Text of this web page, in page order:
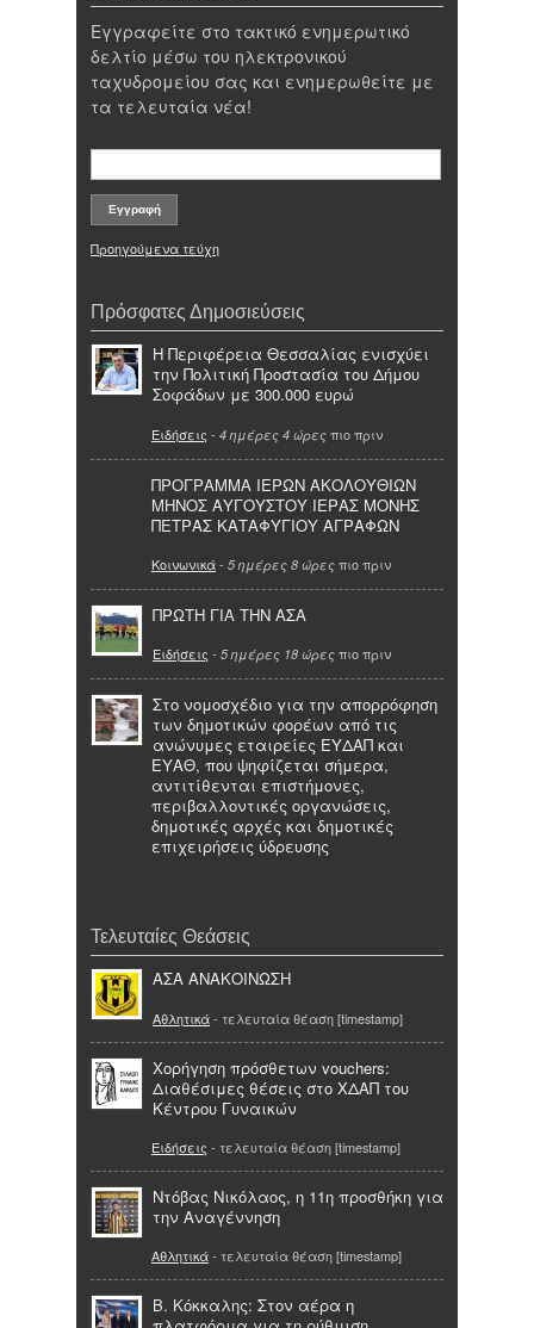
Εγγραφείτε στο τακτικό ενημερωτικό
δελτίο μέσω του ηλεκτρονικού
ταχυδρομείου σας και ενημερωθείτε με
τα τελευταία νέα!
Προηγούμενα τεύχη
Πρόσφατες Δημοσιεύσεις
Η Περιφέρεια Θεσσαλίας ενισχύει
την Πολιτική Προστασία του Δήμου
Σοφάδων με 300.000 ευρώ
Ειδήσεις - 4 ημέρες 4 ώρες πιο πριν
ΠΡΟΓΡΑΜΜΑ ΙΕΡΩΝ ΑΚΟΛΟΥΘΙΩΝ
ΜΗΝΟΣ ΑΥΓΟΥΣΤΟΥ ΙΕΡΑΣ ΜΟΝΗΣ
ΠΕΤΡΑΣ ΚΑΤΑΦΥΓΙΟΥ ΑΓΡΑΦΩΝ
Κοινωνικά- 5 ημέρες 8 ώρες πιο πριν
ΠΡΩΤΗ ΓΙΑ ΤΗΝ ΑΣΑ
Ειδήσεις - 5 ημέρες 18 ώρες πιο πριν
Στο νομοσχέδιο για την απορρόφηση
των δημοτικών φορέων από τις
ανώνυμες εταιρείες ΕΥΔΑΠ και
ΕΥΑΘ, που ψηφίζεται σήμερα,
αντιτίθενται επιστήμονες,
περιβαλλοντικές οργανώσεις,
δημοτικές αρχές και δημοτικές
επιχειρήσεις ύδρευσης
Τελευταίες Θεάσεις
ΑΣΑ ΑΝΑΚΟΙΝΩΣΗ
Αθλητικά- τελευταία θέαση [timestamp]
Χορήγηση πρόσθετων vouchers:
Διαθέσιμες θέσεις στο ΧΔΑΠ του
Κέντρου Γυναικών
Ειδήσεις - τελευταία θέαση [timestamp]
Ντόβας Νικόλαος, η 11η προσθήκη για
την Αναγέννηση
Αθλητικά- τελευταία θέαση [timestamp]
Β. Κόκκαλης: Στον αέρα η